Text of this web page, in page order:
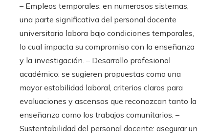
– Empleos temporales: en numerosos sistemas,
una parte significativa del personal docente
universitario labora bajo condiciones temporales,
lo cual impacta su compromiso con la enseñanza
y la investigación. – Desarrollo profesional
académico: se sugieren propuestas como una
mayor estabilidad laboral, criterios claros para
evaluaciones y ascensos que reconozcan tanto la
enseñanza como los trabajos comunitarios. –
Sustentabilidad del personal docente: asegurar un